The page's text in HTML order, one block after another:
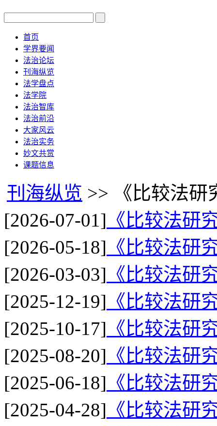
首页
学界要闻
法治论坛
刊海纵览
法学盘点
法学院
法治智库
法治前沿
大家风云
法治实务
妙文共赏
课题信息
刊海纵览 >> 《比较法研
[2026-07-01] 《比较法研
[2026-05-18] 《比较法研
[2026-03-03] 《比较法研
[2025-12-19] 《比较法研
[2025-10-17] 《比较法研
[2025-08-20] 《比较法研
[2025-06-18] 《比较法研
[2025-04-28] 《比较法研